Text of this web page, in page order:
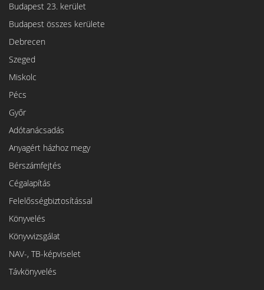
Budapest 23. kerület
Budapest összes kerülete
Debrecen
Szeged
Miskolc
Pécs
Győr
Adótanácsadás
Anyagért házhoz megy
Bérszámfejtés
Cégalapítás
Felelősségbiztosítással
Könyvelés
Könyvvizsgálat
NAV-, TB-képviselet
Távkönyvelés